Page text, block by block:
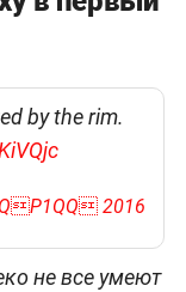
by the rim.
2016
не все умеют